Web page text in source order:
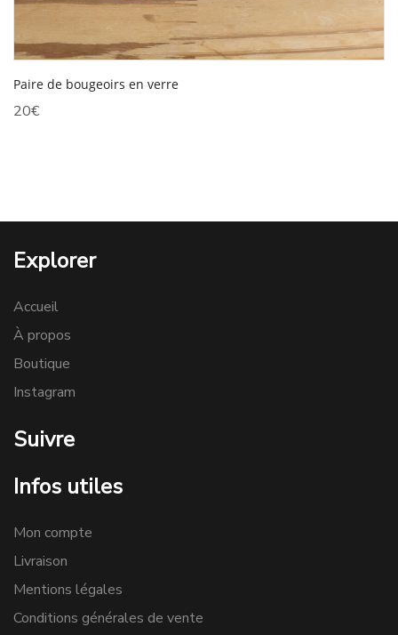
Paire de bougeoirs en verre
20€
Explorer
Accueil
À propos
Boutique
Instagram
Suivre
Infos utiles
Mon compte
Livraison
Mentions légales
Conditions générales de vente